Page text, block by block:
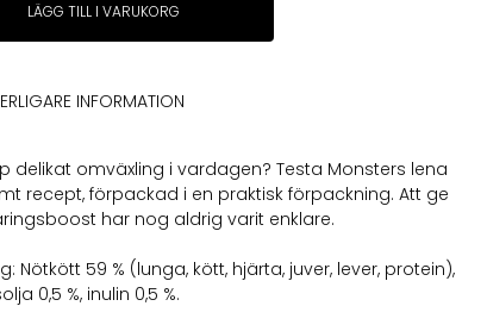
LÄGG TILL I VARUKORG
INFORMATION
delikat omväxling i vardagen? Testa Monsters lena
recept, förpackad i en praktisk förpackning. Att ge
har nog aldrig varit enklare.
Nötkött 59 % (lunga, kött, hjärta, juver, lever, protein),
0,5 %, inulin 0,5 %.